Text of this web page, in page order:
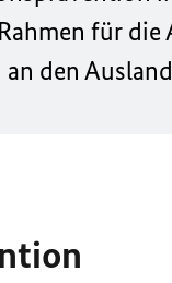
für
den